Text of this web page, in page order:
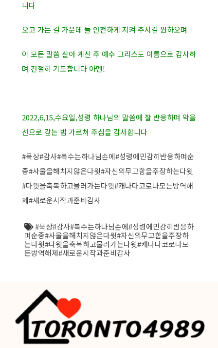
니다
오고 가는 길 가운데 늘 안전하게 지켜 주시길 원하오며
이 모든 말씀 살아 계신 주 예수 그리스도 이름으로 감사하
며 간절히 기도합니다 아멘!
2022,6,15,수요일,성령 하나님의 말씀에 잘 반응하며 악을
선으로 갚는 법 가르쳐 주심을 감사합니다
#묵상#감사#복수는하나님손에#성령에민감히반응하며순
종#사울을해치지않은다윗#자신의무고함을주장하는다윗
#다윗을축복하고물러가는다윗#캐나다코로나모든방역해
제#새로운시작과준비감사
#묵상#감사#복수는하나님손에#성령에민감히반응하
며순종#사울을해치지않은다윗#자신의무고함을주장하
는다윗#다윗을축복하고물러가는다윗#캐나다코로나모
든방역해제#새로운시작과준비감사